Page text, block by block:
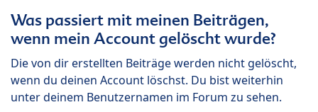
Was passiert mit meinen Beiträgen,
wenn mein Account gelöscht wurde?
Die von dir erstellten Beiträge werden nicht gelöscht,
wenn du deinen Account löschst. Du bist weiterhin
unter deinem Benutzernamen im Forum zu sehen.